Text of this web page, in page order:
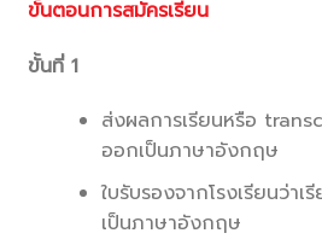
ขั้นตอนการสมัครเรียน
ขั้นที่ 1
ส่งผลการเรียนหรือ
ออกเป็นภาษาอังกฤษ
ใบรับรองจากโรงเรียนว่า
เป็นภาษาอังกฤษ